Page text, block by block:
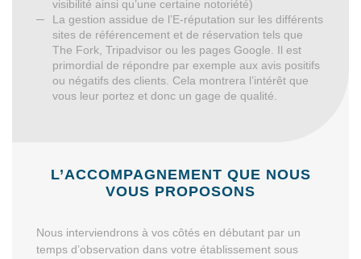
visibilité ainsi qu’une certaine notoriété)
La gestion assidue de l’E-réputation sur les différents
sites de référencement et de réservation tels que
The Fork, Tripadvisor ou les pages Google. Il est
primordial de répondre par exemple aux avis positifs
ou négatifs des clients. Cela montrera l’intérêt que
vous leur portez et donc un gage de qualité.
L’ACCOMPAGNEMENT QUE NOUS
VOUS PROPOSONS
Nous interviendrons à vos côtés en débutant par un
temps d’observation dans votre établissement sous